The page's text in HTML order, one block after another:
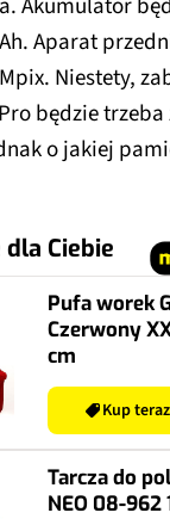
Aparat
Niestety,
będzie trzeba
o jakiej
Ciebie
Pufa worek
Czerwony
cm
Kup teraz
Tarcza do
NEO 08-962